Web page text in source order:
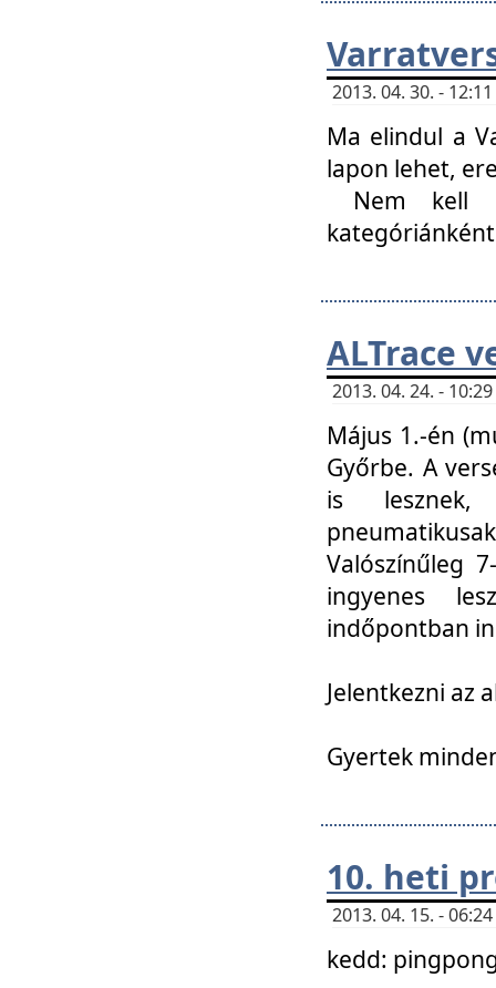
2013. 04. 30. -
Ma elindul a
lapon lehet,
Nem kell
ALTrace
2013. 04. 24. -
Május 1.-én
Győrbe. A
is lesznek,
Valószínűleg
ingyenes
indőpontban
Jelentkezni az
Gyertek
10. heti
2013. 04. 15. -
kedd: